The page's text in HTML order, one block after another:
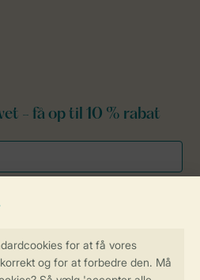
booking
- få op til 10 % rabat